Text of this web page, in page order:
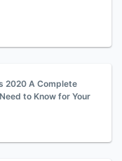
2020 A Complete
to Know for Your